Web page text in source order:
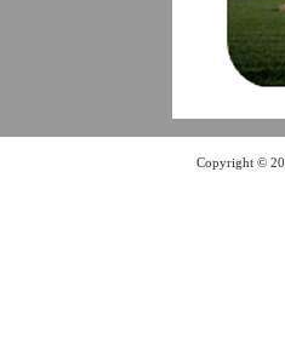
Copyright ©